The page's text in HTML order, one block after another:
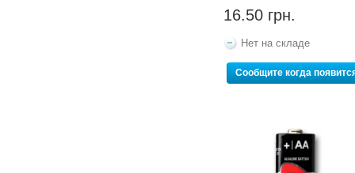
16.50 грн.
Нет на складе
Сообщите когда